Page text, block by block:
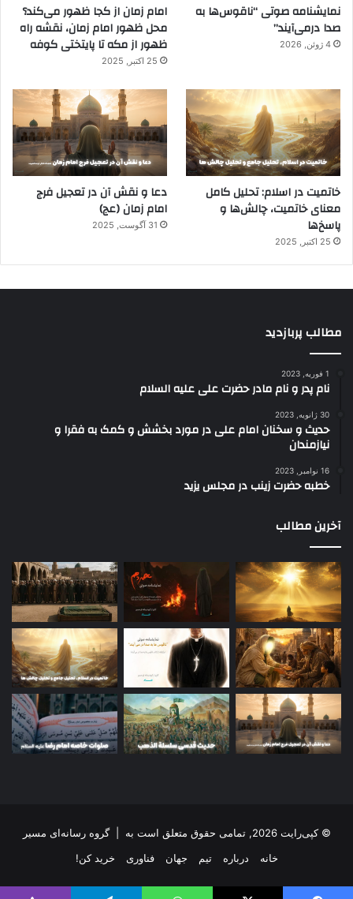
نمایشنامه صوتی “ناقوس‌ها به
صدا در‌می‌آیند”
4 ژوئن, 2026
امام زمان از کجا ظهور می‌کند؟
محل ظهور امام زمان، نقشه راه
ظهور از مکه تا پایتختی کوفه
25 اکتبر, 2025
خاتمیت در اسلام: تحلیل کامل
معنای خاتمیت، چالش‌ها و
پاسخ‌ها
25 اکتبر, 2025
دعا و نقش آن در تعجیل فرج
امام زمان (عج)
31 آگوست, 2025
مطالب پربازدید
1 فوریه, 2023
نام پدر و نام مادر حضرت علی علیه السلام
30 ژانویه, 2023
حدیث و سخنان امام علی در مورد بخشش و کمک به فقرا و
نیازمندان
16 نوامبر, 2023
خطبه حضرت زینب در مجلس یزید
آخرین مطالب
© کپی‌رایت 2026, تمامی حقوق متعلق است به |
گروه رسانه‌ای مسیر
خانه
درباره تیم جهان فناوری خرید کن!